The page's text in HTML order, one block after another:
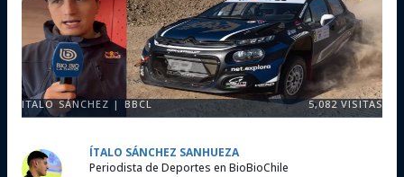
ITALO SÁNCHEZ | BBCL 5,082 VISITAS
ÍTALO SÁNCHEZ SANHUEZA
Periodista de Deportes en BioBioChile